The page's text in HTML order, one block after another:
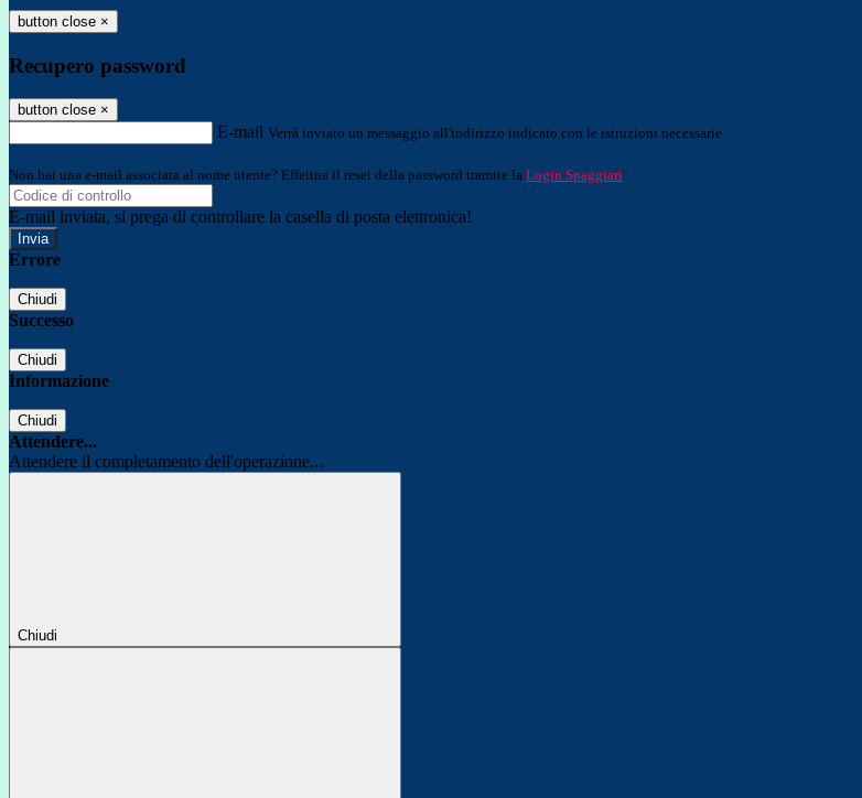
button close ×
Recupero password
button close ×
E-mail Verrà inviato un messaggio all'indirizzo indicato con le istruzioni necessarie.
Non hai una e-mail associata al nome utente? Effettua il reset della password tramite la Login Spaggiari
E-mail inviata, si prega di controllare la casella di posta elettronica!
Errore
Chiudi
Successo
Chiudi
Informazione
Chiudi
Attendere...
Attendere il completamento dell'operazione...
Chiudi